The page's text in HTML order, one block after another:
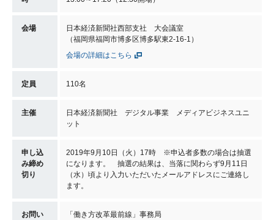
会場
日本経済新聞社西部支社 大会議室
（福岡県福岡市博多区博多駅東2-16-1）
会場の詳細はこちら
定員 110名
主催
日本経済新聞社 デジタル事業 メディアビジネスユニ
ット
申し込
み締め
切り
2019年9月10日（火）17時 ※申込者多数の場合は抽選
になります。 抽選の結果は、当落に関わらず9月11日
（水）頃より入力いただいたメールアドレスにご連絡し
ます。
お問い
「働き方改革最前線」事務局